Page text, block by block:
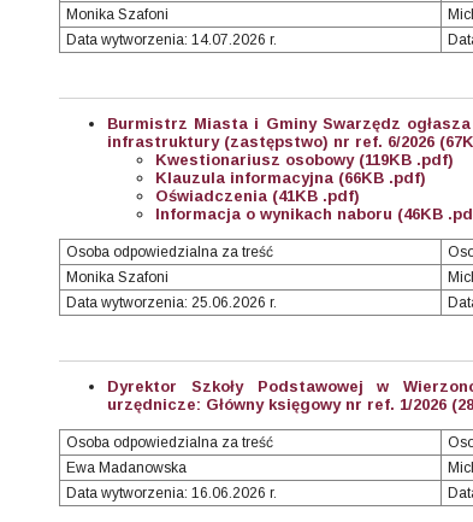
Monika Szafoni
Data wytworzenia: 14.07.2026 r.
Burmistrz Miasta i Gminy Swarzędz
infrastruktury (zastępstwo) nr ref. 6/2026
Kwestionariusz osobowy (119KB .pdf)
Klauzula informacyjna (66KB .pdf)
Oświadczenia (41KB .pdf)
Informacja o wynikach naboru (46KB
Osoba odpowiedzialna za treść
Monika Szafoni
Data wytworzenia: 25.06.2026 r.
Dyrektor Szkoły Podstawowej w
urzędnicze: Główny księgowy nr ref. 1/2026
Osoba odpowiedzialna za treść
Ewa Madanowska
Data wytworzenia: 16.06.2026 r.